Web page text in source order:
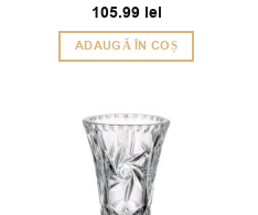
Evaluat la
5din 5
105.99 lei
ADAUGĂ ÎN COȘ